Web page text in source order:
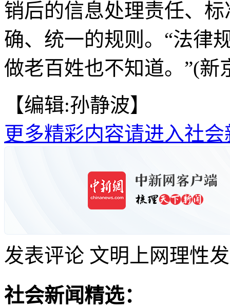
销后的信息处理责任、
确、统一的规则。“法律
做老百姓也不知道。”(新
【编辑:孙静波】
更多精彩内容请进入社会
发表评论 文明上网理性
社会新闻精选：